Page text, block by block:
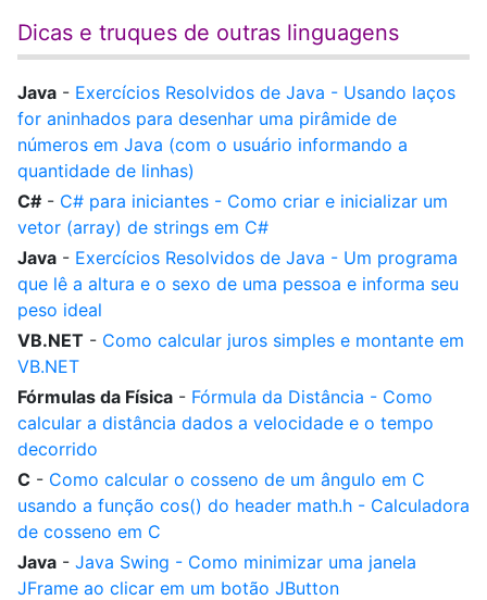
Dicas e truques de outras linguagens
Java - Exercícios Resolvidos de Java - Usando laços
for aninhados para desenhar uma pirâmide de
números em Java (com o usuário informando a
quantidade de linhas)
C# - C# para iniciantes - Como criar e inicializar um
vetor (array) de strings em C#
Java - Exercícios Resolvidos de Java - Um programa
que lê a altura e o sexo de uma pessoa e informa seu
peso ideal
VB.NET - Como calcular juros simples e montante em
VB.NET
Fórmulas da Física - Fórmula da Distância - Como
calcular a distância dados a velocidade e o tempo
decorrido
C - Como calcular o cosseno de um ângulo em C
usando a função cos() do header math.h - Calculadora
de cosseno em C
Java - Java Swing - Como minimizar uma janela
JFrame ao clicar em um botão JButton